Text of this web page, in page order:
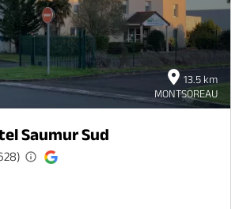
13.5 km
MONTSOREAU
Saumur Sud